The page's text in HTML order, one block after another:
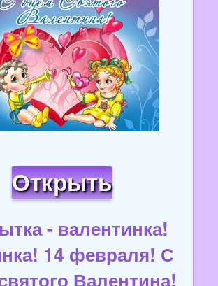
Открыть
- валентинка!
14 февраля! С
Валентина!